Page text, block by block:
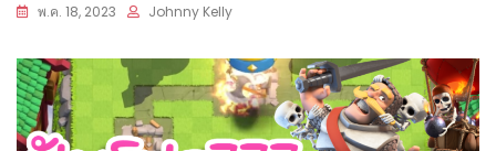
พ.ค. 18, 2023 Johnny Kelly